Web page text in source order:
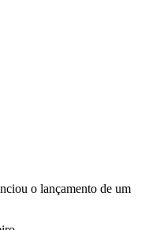
o lançamento de um